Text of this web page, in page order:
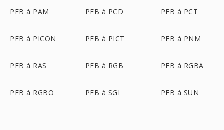
PFB à PAM PFB à PCD PFB à PCT
PFB à PICON PFB à PICT PFB à PNM
PFB à RAS PFB à RGB PFB à RGBA
PFB à RGBO PFB à SGI PFB à SUN